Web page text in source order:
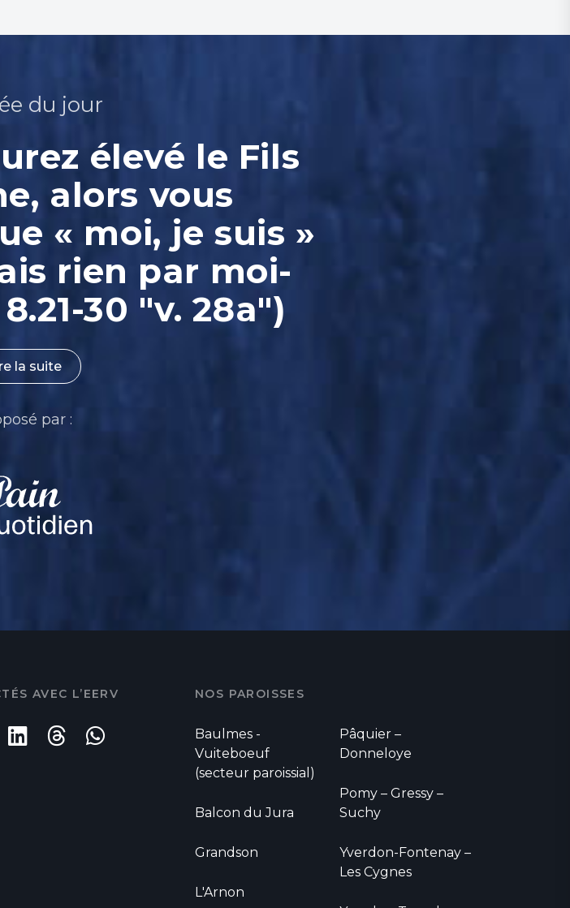
du jour
élevé le Fils
alors vous
« moi, je suis »
rien par moi-
30 "v. 28a")
la suite
par :
AVEC L’EERV NOS PAROISSES
Baulmes -
Vuiteboeuf
(secteur paroissial)
Balcon du Jura
Grandson
L'Arnon
Pâquier –
Donneloye
Pomy – Gressy –
Suchy
Yverdon-Fontenay –
Les Cygnes